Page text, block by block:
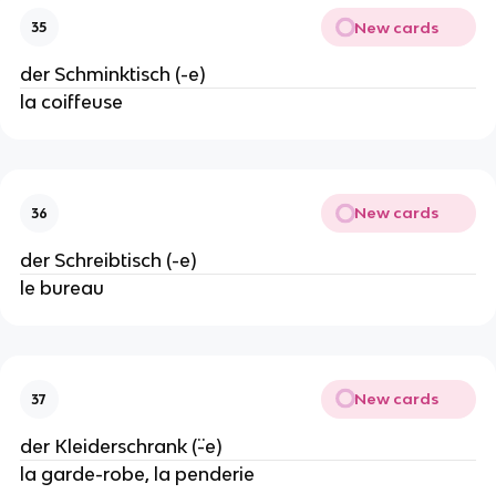
35 New cards
der Schminktisch (-e)
la coiffeuse
36 New cards
der Schreibtisch (-e)
le bureau
37 New cards
der Kleiderschrank (¨-e)
la garde-robe, la penderie